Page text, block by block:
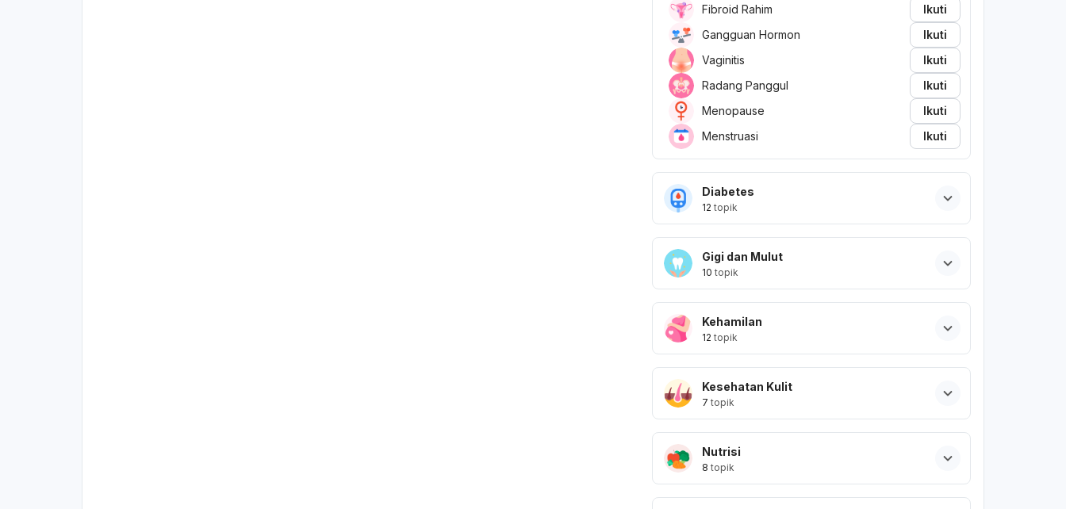
Fibroid Rahim
Ikuti
Gangguan Hormon
Ikuti
Vaginitis
Ikuti
Radang Panggul
Ikuti
Menopause
Ikuti
Menstruasi
Ikuti
Diabetes
12 topik
Gigi dan Mulut
10 topik
Kehamilan
12 topik
Kesehatan Kulit
7 topik
Nutrisi
8 topik